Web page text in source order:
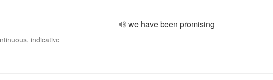
indicative
we have been promising